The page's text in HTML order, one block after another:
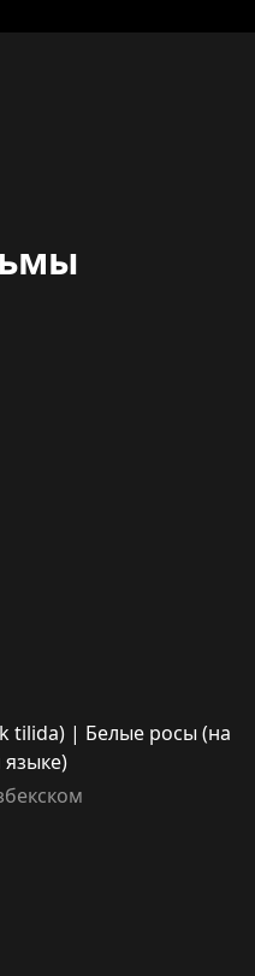
tilida) | Белые росы (на
языке)